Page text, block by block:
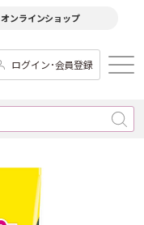
オンラインショップ
ログイン･会員登録